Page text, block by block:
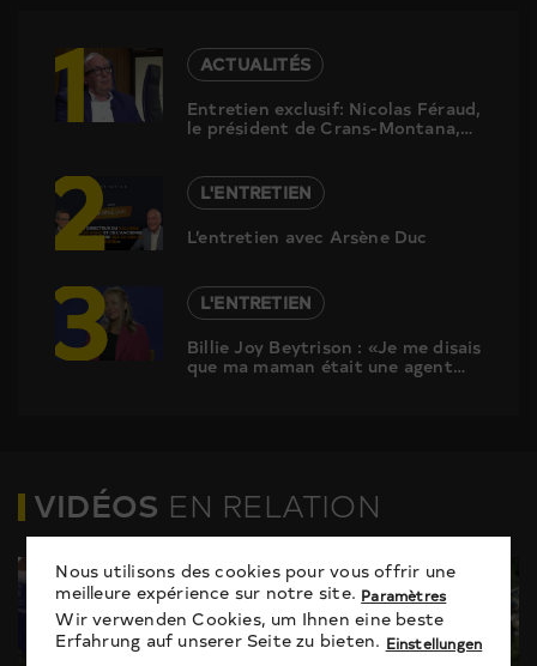
1
ACTUALITÉS
Entretien exclusif: Nicolas Féraud,
le président de Crans-Montana,
répond aux questions de Canal9
2
L'ENTRETIEN
L’entretien avec Arsène Duc
3
L'ENTRETIEN
Billie Joy Beytrison : «Je me disais
que ma maman était une agent
secret, qu’elle allait revenir, je me
VIDÉOS EN RELATION
Nous utilisons des cookies pour vous offrir une
meilleure expérience sur notre site. Paramètres
Wir verwenden Cookies, um Ihnen eine beste
Erfahrung auf unserer Seite zu bieten. Einstellungen